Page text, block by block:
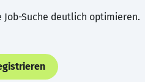
Suche deutlich optimieren.